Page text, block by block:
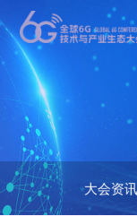
大会资讯